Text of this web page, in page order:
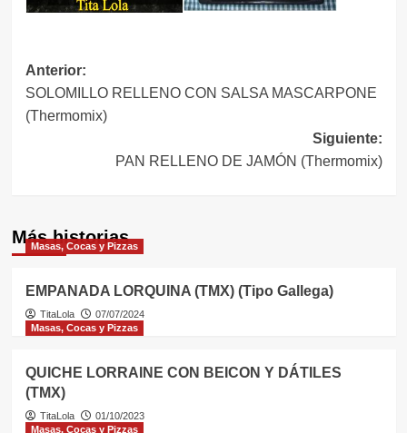
Navegación
de
entradas
Anterior:
SOLOMILLO RELLENO CON SALSA MASCARPONE
(Thermomix)
Siguiente:
PAN RELLENO DE JAMÓN (Thermomix)
Más historias
Masas, Cocas y Pizzas
EMPANADA LORQUINA (TMX) (Tipo Gallega)
TitaLola
07/07/2024
Masas, Cocas y Pizzas
QUICHE LORRAINE CON BEICON Y DÁTILES
(TMX)
TitaLola
01/10/2023
Masas, Cocas y Pizzas